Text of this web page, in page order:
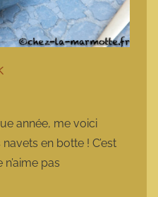
année, me voici
en botte ! C’est
pas